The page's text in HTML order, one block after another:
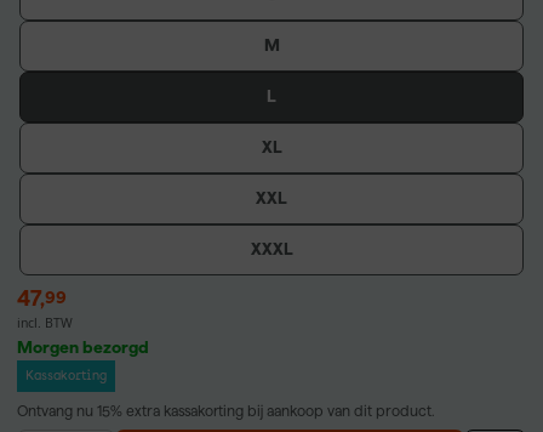
M
L
XL
XXL
XXXL
47,99
incl. BTW
Morgen bezorgd
Kassakorting
Ontvang nu 15% extra kassakorting bij aankoop van dit product.